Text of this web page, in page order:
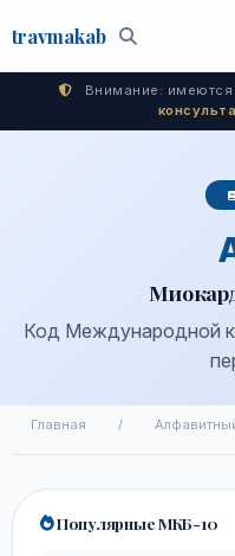
travmakab Поиск
Внимание: имеются
Код Международной
Главная /
Популярные МКБ-10